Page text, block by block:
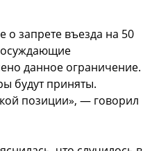
о запрете въезда на 50
осуждающие
данное ограничение.
будут приняты.
позиции», — говорил